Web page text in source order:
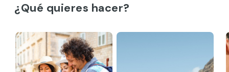
¿Qué quieres hacer?